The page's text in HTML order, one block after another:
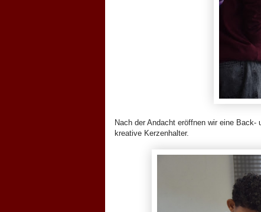
Nach der Andacht eröffnen wir eine
kreative Kerzenhalter.